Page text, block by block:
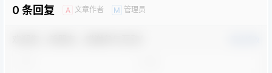
0 条回复 A 文章作者 M 管理员